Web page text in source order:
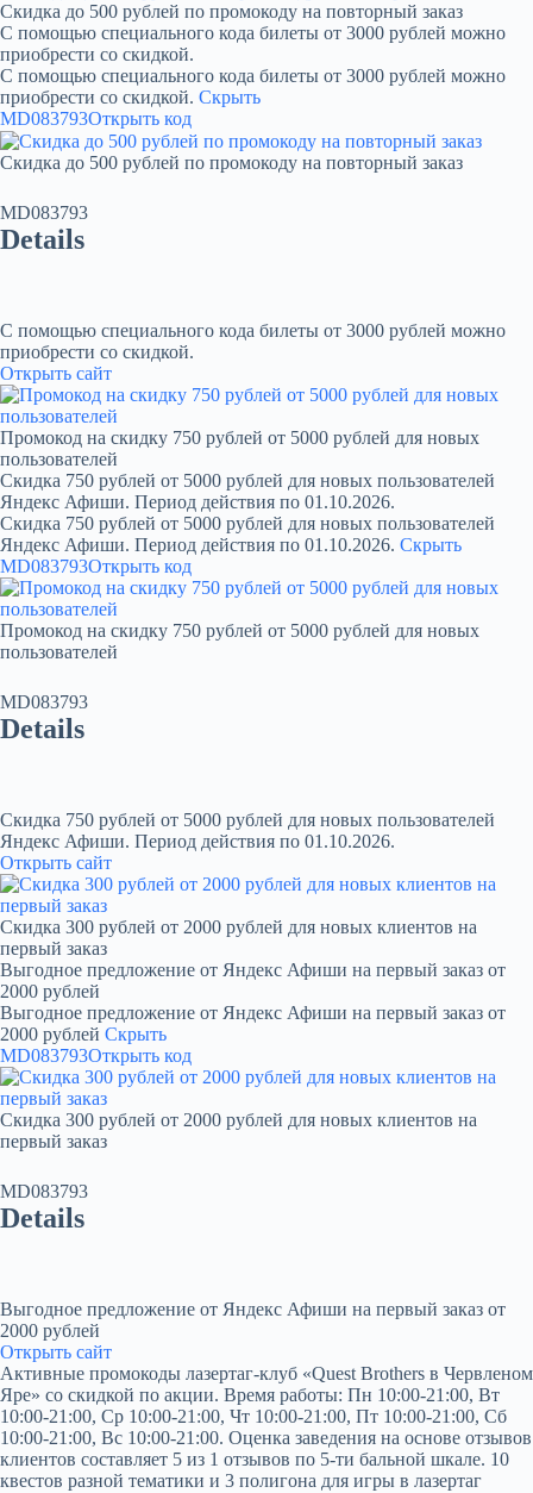
Скидка до 500 рублей по промокоду на повторный заказ
С помощью специального кода билеты от 3000 рублей можно
приобрести со скидкой.
С помощью специального кода билеты от 3000 рублей можно
приобрести со скидкой. Скрыть
MD083793Открыть код
Скидка до 500 рублей по промокоду на повторный заказ
MD083793
Details
С помощью специального кода билеты от 3000 рублей можно
приобрести со скидкой.
Открыть сайт
Промокод на скидку 750 рублей от 5000 рублей для новых
пользователей
Скидка 750 рублей от 5000 рублей для новых пользователей
Яндекс Афиши. Период действия по 01.10.2026.
Скидка 750 рублей от 5000 рублей для новых пользователей
Яндекс Афиши. Период действия по 01.10.2026. Скрыть
MD083793Открыть код
Промокод на скидку 750 рублей от 5000 рублей для новых
пользователей
MD083793
Details
Скидка 750 рублей от 5000 рублей для новых пользователей
Яндекс Афиши. Период действия по 01.10.2026.
Открыть сайт
Скидка 300 рублей от 2000 рублей для новых клиентов на
первый заказ
Выгодное предложение от Яндекс Афиши на первый заказ от
2000 рублей
Выгодное предложение от Яндекс Афиши на первый заказ от
2000 рублей Скрыть
MD083793Открыть код
Скидка 300 рублей от 2000 рублей для новых клиентов на
первый заказ
MD083793
Details
Выгодное предложение от Яндекс Афиши на первый заказ от
2000 рублей
Открыть сайт
Активные промокоды лазертаг-клуб «Quest Brothers в Червленом
Яре» со скидкой по акции. Время работы: Пн 10:00-21:00, Вт
10:00-21:00, Ср 10:00-21:00, Чт 10:00-21:00, Пт 10:00-21:00, Сб
10:00-21:00, Вс 10:00-21:00. Оценка заведения на основе отзывов
клиентов составляет 5 из 1 отзывов по 5-ти бальной шкале. 10
квестов разной тематики и 3 полигона для игры в лазертаг